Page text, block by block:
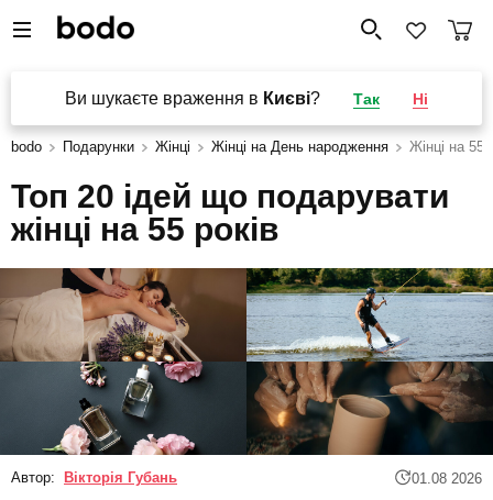
Ви шукаєте враження в Києві? Так Ні
bodo Подарунки Жінці Жінці на День народження Жінці на 55
Топ 20 ідей що подарувати
жінці на 55 років
Автор: Вікторія Губань 01.08 2026